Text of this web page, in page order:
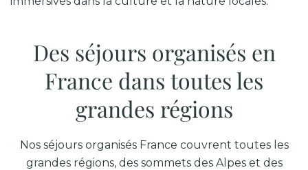
Des séjours organisés en
France dans toutes les
grandes régions
Nos séjours organisés France couvrent toutes les
grandes régions, des sommets des Alpes et des